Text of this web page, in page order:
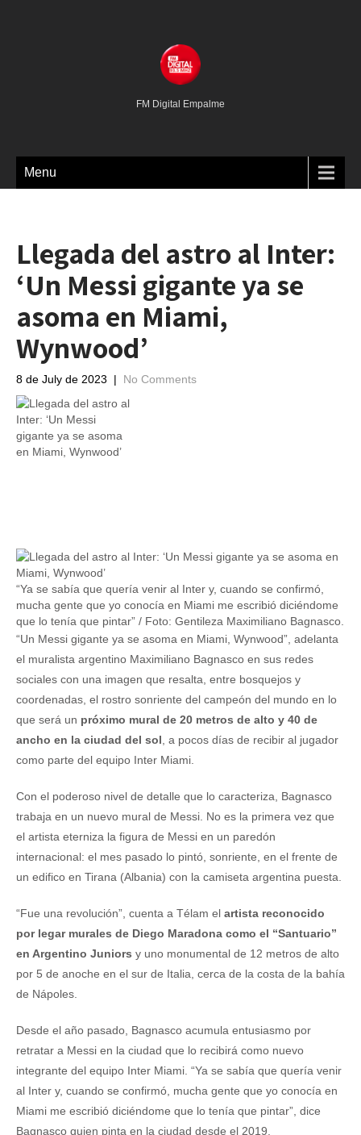
FM Digital Empalme
Menu
Llegada del astro al Inter:
‘Un Messi gigante ya se
asoma en Miami,
Wynwood’
8 de July de 2023 | No Comments
“Ya se sabía que quería venir al Inter y, cuando se confirmó,
mucha gente que yo conocía en Miami me escribió diciéndome
que lo tenía que pintar” / Foto: Gentileza Maximiliano Bagnasco.
“Un Messi gigante ya se asoma en Miami, Wynwood”, adelanta
el muralista argentino Maximiliano Bagnasco en sus redes
sociales con una imagen que resalta, entre bosquejos y
coordenadas, el rostro sonriente del campeón del mundo en lo
que será un próximo mural de 20 metros de alto y 40 de
ancho en la ciudad del sol , a pocos días de recibir al jugador
como parte del equipo Inter Miami.
Con el poderoso nivel de detalle que lo caracteriza, Bagnasco
trabaja en un nuevo mural de Messi. No es la primera vez que
el artista eterniza la figura de Messi en un paredón
internacional: el mes pasado lo pintó, sonriente, en el frente de
un edifico en Tirana (Albania) con la camiseta argentina puesta.
“Fue una revolución”, cuenta a Télam el artista reconocido
por legar murales de Diego Maradona como el “Santuario”
en Argentino Juniors y uno monumental de 12 metros de alto
por 5 de anoche en el sur de Italia, cerca de la costa de la bahía
de Nápoles.
Desde el año pasado, Bagnasco acumula entusiasmo por
retratar a Messi en la ciudad que lo recibirá como nuevo
integrante del equipo Inter Miami. “Ya se sabía que quería venir
al Inter y, cuando se confirmó, mucha gente que yo conocía en
Miami me escribió diciéndome que lo tenía que pintar”, dice
Bagnasco quien pinta en la ciudad desde el 2019.